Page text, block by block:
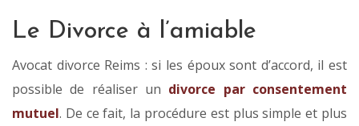
Le Divorce à l’amiable
Avocat divorce Reims : si les époux sont d’accord, il est
possible de réaliser un divorce par consentement
mutuel. De ce fait, la procédure est plus simple et plus